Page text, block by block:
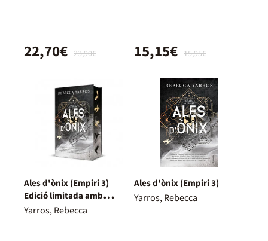
23,90€
22,70€ 15,95€
15,15€
Ales d'ònix (Empiri 3)
Edició limitada amb
cantells tintats
Yarros, Rebecca
Ales d'ònix (Empiri 3)
Yarros, Rebecca